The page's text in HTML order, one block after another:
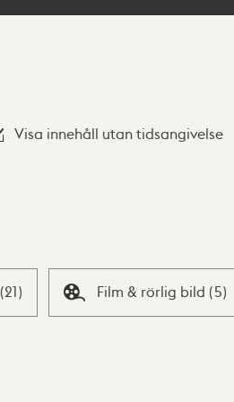
Visa innehåll utan tidsangivelse
(21) Film & rörlig bild (5)